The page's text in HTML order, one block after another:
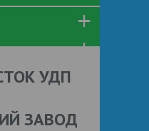
УДП
ЗАВОД